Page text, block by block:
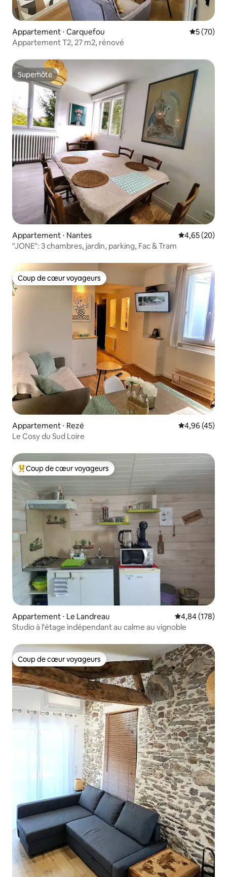
Appartement ⋅ Carquefou
5 (70)
Appartement T2, 27 m2, rénové
Superhôte
Superhôte
Appartement ⋅ Nantes Évaluation
4,65 (20)
"JONE": 3 chambres, jardin, parking, Fac & Tram
Coup de cœur voyageurs
Coup de cœur voyageurs
Appartement ⋅ Rezé Évaluation
4,96 (45)
Le Cosy du Sud Loire
Coups de cœur voyageurs les plus appréciés
Coup de cœur voyageurs
Appartement ⋅ Le Landreau Évaluation
4,84 (178)
Studio à l'étage indépendant au calme au vignoble
Coup de cœur voyageurs
Coup de cœur voyageurs